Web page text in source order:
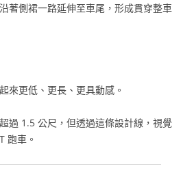
著側裙一路延伸至車尾，形成貫穿整車
來更低、更長、更具動感。
過 1.5 公尺，但透過這條設計線，視覺
跑車。